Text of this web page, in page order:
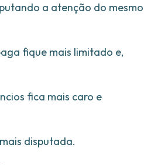
a atenção do mesmo
fique mais limitado e,
fica mais caro e
disputada.